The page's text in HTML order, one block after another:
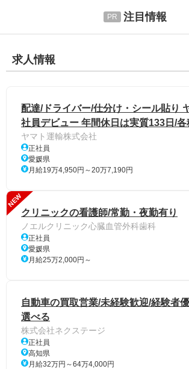
注目情報
求人情報
配達/ドライバー/仕分け・シール貼り
社員デビュー 年間休日は実質133日/
ヤマト運輸株式会社
正社員
愛媛県
月給19万4,950円～20万7,190円
NEW
クリニックの看護師/常勤・夜勤有り
ノエルクリニック心臓血管外科歯科
正社員
愛媛県
月給25万2,000円～
自動車の買取営業/未経験歓迎/経験者
選べる
株式会社ネクステージ
正社員
高知県
月給32万円～64万4,000円